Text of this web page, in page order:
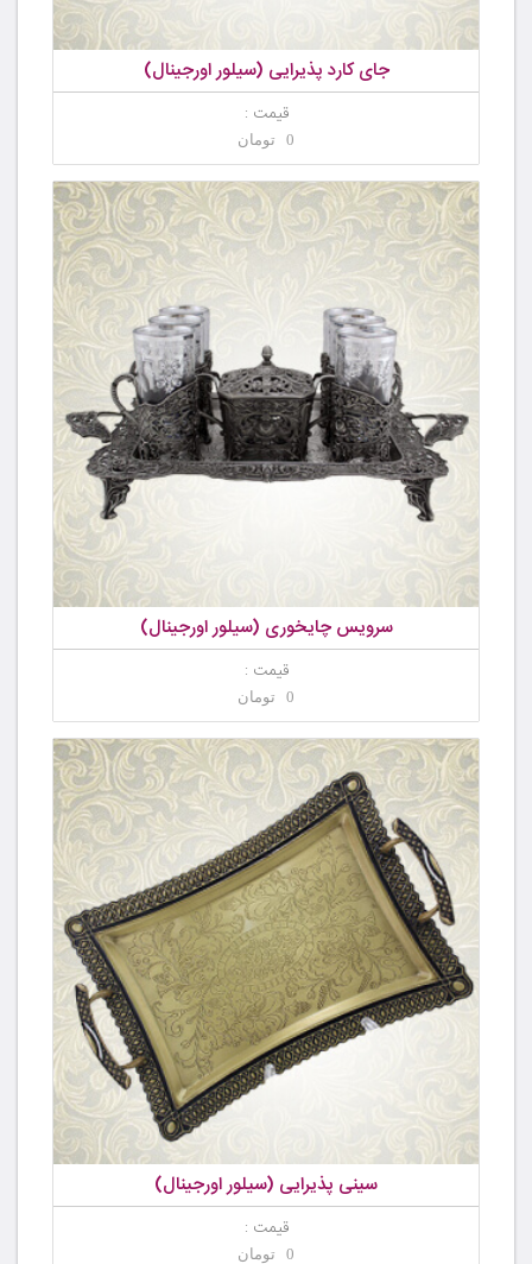
جای کارد پذیرایی (سیلور اورجینال)
قیمت :
0 تومان
سرویس چایخوری (سیلور اورجینال)
قیمت :
0 تومان
سینی پذیرایی (سیلور اورجینال)
قیمت :
0 تومان